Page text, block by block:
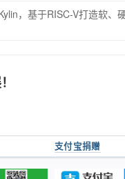
，基于RISC-V打造软、
支付宝捐赠